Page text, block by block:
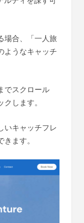
場合、「一人旅
ようなキャッチ
でスクロール
します。
いキャッチフレ
ます。